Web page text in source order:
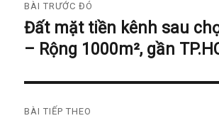
hướng
bài
viết
BÀI TRƯỚC ĐÓ
Bài
trước
Đất mặt tiền kênh sau
– Rộng 1000m², gần
BÀI TIẾP THEO